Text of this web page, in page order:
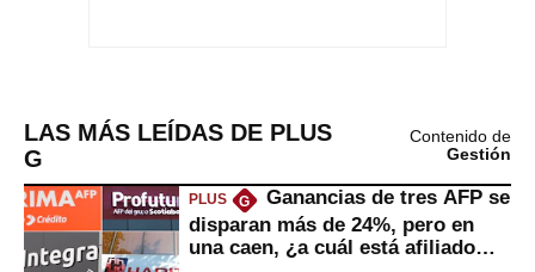
LAS MÁS LEÍDAS DE PLUS
G
Contenido de
Gestión
PLUS G
Ganancias de tres AFP se
disparan más de 24%, pero en
una caen, ¿a cuál está afiliado